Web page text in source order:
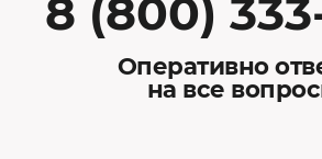
8 (800)
Оперативно
на все